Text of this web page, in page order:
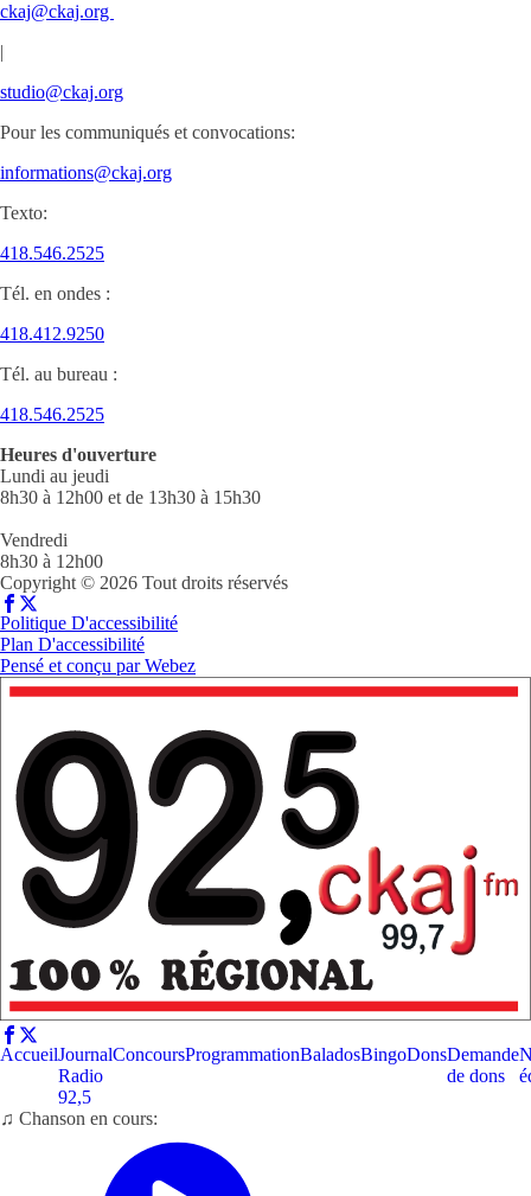
ckaj@ckaj.org
|
studio@ckaj.org
Pour les communiqués et convocations:
informations@ckaj.org
Texto:
418.546.2525
Tél. en ondes :
418.412.9250
Tél. au bureau :
418.546.2525
Heures d'ouverture
Lundi au jeudi
8h30 à 12h00 et de 13h30 à 15h30
Vendredi
8h30 à 12h00
Copyright © 2026 Tout droits réservés
Politique D'accessibilité
Plan D'accessibilité
Pensé et conçu parWebez
AccueilJournal
Radio
92,5
ConcoursProgrammationBaladosBingoDonsDemande
de dons
♫ Chanson en cours: